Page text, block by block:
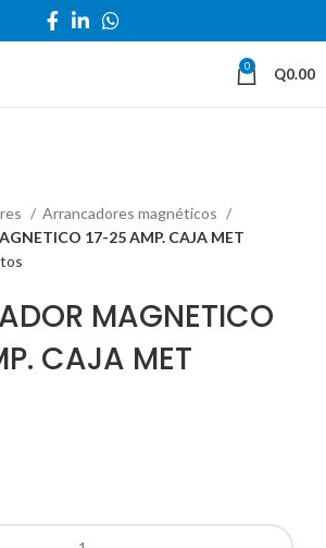
0 Q0.00
Arrancadores magnéticos
17-25 AMP. CAJA MET
MAGNETICO
CAJA MET